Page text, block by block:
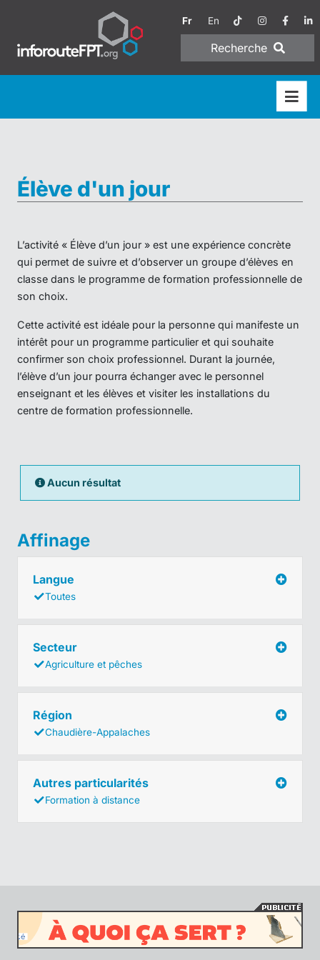
Fr En
Recherche
Élève d'un jour
L’activité « Élève d’un jour » est une expérience concrète
qui permet de suivre et d’observer un groupe d’élèves en
classe dans le programme de formation professionnelle de
son choix.
Cette activité est idéale pour la personne qui manifeste un
intérêt pour un programme particulier et qui souhaite
confirmer son choix professionnel. Durant la journée,
l’élève d’un jour pourra échanger avec le personnel
enseignant et les élèves et visiter les installations du
centre de formation professionnelle.
Aucun résultat
Affinage
Langue
Toutes
Secteur
Agriculture et pêches
Région
Chaudière-Appalaches
Autres particularités
Formation à distance